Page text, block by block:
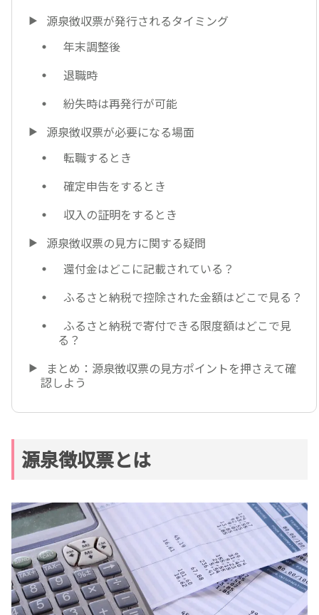
源泉徴収票が発行されるタイミング
年末調整後
退職時
紛失時は再発行が可能
源泉徴収票が必要になる場面
転職するとき
確定申告をするとき
収入の証明をするとき
源泉徴収票の見方に関する疑問
還付金はどこに記載されている？
ふるさと納税で控除された金額はどこで見る？
ふるさと納税で寄付できる限度額はどこで見
る？
まとめ：源泉徴収票の見方ポイントを押さえて確
認しよう
源泉徴収票とは